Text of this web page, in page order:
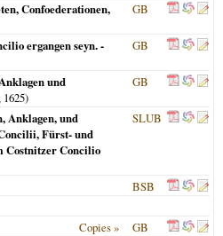
Confoederationen,
GB
ergangen seyn. -
GB
und
1625)
GB
Anklagen, und
Fürst- und
Costnitzer Concilio
SLUB
BSB
Copies »
GB